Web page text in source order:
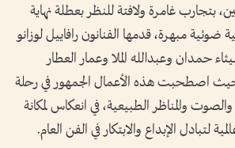
بتجارب غامرة ولافتة للنظر بعطلة نهاية
ضوئية مبهرة، قدمها الفنانون رافاييل لوزانو
حمدان وعبدالله الملا وعمار العطار
اصطحبت هذه الأعمال الجمهور في رحلة
والمناظر الطبيعية، في انعكاس لمكانة
لتبادل الإبداع والابتكار في الفن العام.